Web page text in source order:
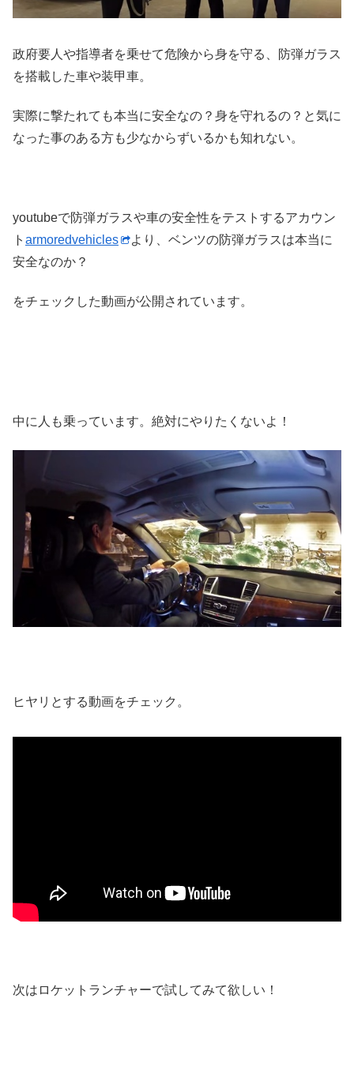
政府要人や指導者を乗せて危険から身を守る、防弾ガラス
を搭載した車や装甲車。
実際に撃たれても本当に安全なの？身を守れるの？と気に
なった事のある方も少なからずいるかも知れない。
youtubeで防弾ガラスや車の安全性をテストするアカウン
ト armoredvehicles
より、ベンツの防弾ガラスは本当に
安全なのか？
をチェックした動画が公開されています。
中に人も乗っています。絶対にやりたくないよ！
ヒヤリとする動画をチェック。
次はロケットランチャーで試してみて欲しい！